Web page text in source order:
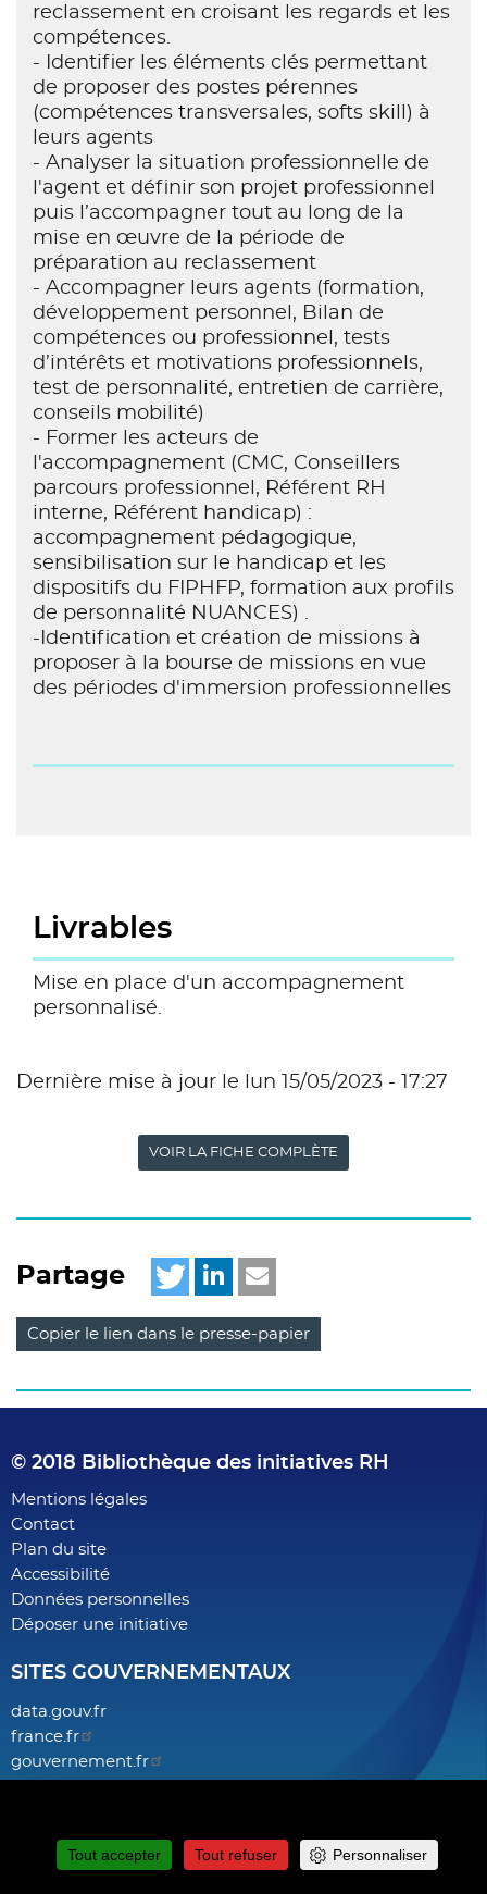
Tout accepter
Tout refuser Personnaliser
reclassement en croisant les regards et les
compétences.
- Identifier les éléments clés permettant
de proposer des postes pérennes
(compétences transversales, softs skill) à
leurs agents
- Analyser la situation professionnelle de
l'agent et définir son projet professionnel
puis l’accompagner tout au long de la
mise en œuvre de la période de
préparation au reclassement
- Accompagner leurs agents (formation,
développement personnel, Bilan de
compétences ou professionnel, tests
d’intérêts et motivations professionnels,
test de personnalité, entretien de carrière,
conseils mobilité)
- Former les acteurs de
l'accompagnement (CMC, Conseillers
parcours professionnel, Référent RH
interne, Référent handicap) :
accompagnement pédagogique,
sensibilisation sur le handicap et les
dispositifs du FIPHFP, formation aux profils
de personnalité NUANCES) .
-Identification et création de missions à
proposer à la bourse de missions en vue
des périodes d'immersion professionnelles
Livrables
Mise en place d'un accompagnement
personnalisé.
Dernière mise à jour le lun 15/05/2023 - 17:27
VOIR LA FICHE COMPLÈTE
Partage
Copier le lien dans le presse-papier
© 2018 Bibliothèque des initiatives RH
Footer
menu
Mentions légales
Contact
Plan du site
Accessibilité
Données personnelles
Déposer une initiative
SITES GOUVERNEMENTAUX
data.gouv.fr
france.fr
gouvernement.fr
fonction-publique.gouv.fr